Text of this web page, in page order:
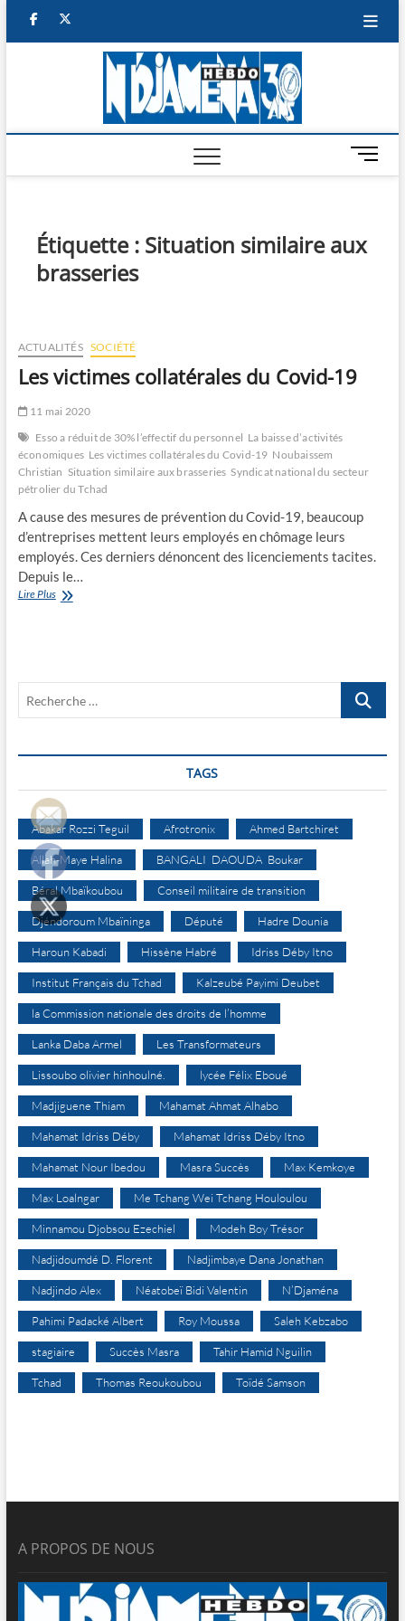
facebook
M
e
u
Étiquette : Situation similaire aux
brasseries
ACTUALITÉS SOCIÉTÉ
Les victimes collatérales du Covid-19
11 mai 2020
Esso a réduit de 30% l’effectif du personnel La baisse d’activités
économiques Les victimes collatérales du Covid-19 Noubaissem
Christian Situation similaire aux brasseries Syndicat national du secteur
pétrolier du Tchad
A cause des mesures de prévention du Covid-19, beaucoup
d’entreprises mettent leurs employés en chômage leurs
employés. Ces derniers dénoncent des licenciements tacites.
Depuis le…
Lire PlusLes
Recherche
TAGS
Abakar Rozzi Teguil Afrotronix Ahmed Bartchiret
Allah-Maye Halina BANGALI DAOUDA Boukar
Béral Mbaïkoubou Conseil militaire de transition
Djéndoroum Mbaïninga Député Hadre Dounia
Haroun Kabadi Hissène Habré Idriss Déby Itno
Institut Français du Tchad Kalzeubé Payimi Deubet
la Commission nationale des droits de l’homme
Lanka Daba Armel Les Transformateurs
Lissoubo olivier hinhoulné. lycée Félix Eboué
Madjiguene Thiam Mahamat Ahmat Alhabo
Mahamat Idriss Déby Mahamat Idriss Déby Itno
Mahamat Nour Ibedou Masra Succès Max Kemkoye
Max Loalngar Me Tchang Wei Tchang Houloulou
Minnamou Djobsou Ezechiel Modeh Boy Trésor
Nadjidoumdé D. Florent Nadjimbaye Dana Jonathan
Nadjindo Alex Néatobeï Bidi Valentin N’Djaména
Pahimi Padacké Albert Roy Moussa Saleh Kebzabo
stagiaire Succès Masra Tahir Hamid Nguilin
Tchad Thomas Reoukoubou Toïdé Samson
A PROPOS DE NOUS